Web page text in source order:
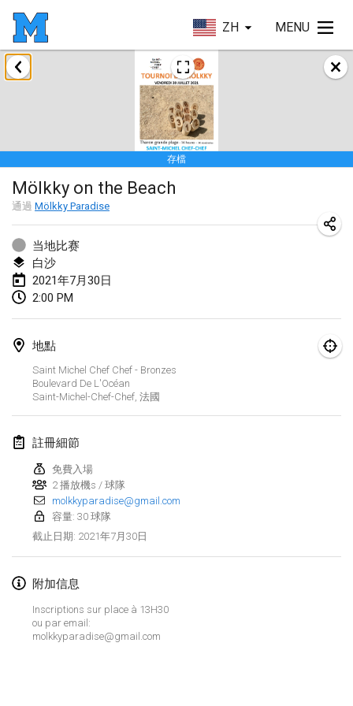
ZH MENU
存檔
Mölkky on the Beach
通過 Mölkky Paradise
当地比赛
白沙
2021年7月30日
2:00 PM
地點
Saint Michel Chef Chef - Bronzes
Boulevard De L'Océan
Saint-Michel-Chef-Chef, 法國
註冊細節
免費入場
2 播放機s / 球隊
molkkyparadise@gmail.com
容量: 30 球隊
截止日期: 2021年7月30日
附加信息
Inscriptions sur place à 13H30
ou par email:
molkkyparadise@gmail.com
2021年2月
SM HalliMölkky - Finnish Championship
芬蘭
Tournoi d'adresse "couvre feu"
2021年2月19日 |法國
Australian Finska Championship
2021年2月20日
2021年3月
Grand Prix de la Sarthe
2021年3月6日
Open de Boulay Triplette
2021年3月20日|法國
2021年4月
Tournoi du printemps confiné
2021年4月9日|
取消
Indoor de la CASAS
Halové MČR Trojnásobný - Czech Indoor Triple
2021年4月10日|捷克共和國
取消
Doublette du Molkkamis